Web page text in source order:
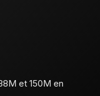
et 150M en